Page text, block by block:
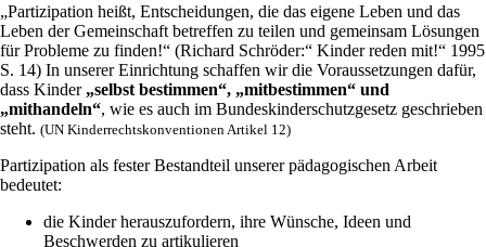
„Partizipation heißt, Entscheidungen, die das eigene Leben und das
Leben der Gemeinschaft betreffen zu teilen und gemeinsam Lösungen
für Probleme zu finden!“ (Richard Schröder:“ Kinder reden mit!“ 1995
S. 14) In unserer Einrichtung schaffen wir die Voraussetzungen dafür,
dass Kinder „selbst bestimmen“, „mitbestimmen“ und
„mithandeln“, wie es auch im Bundeskinderschutzgesetz geschrieben
steht. (UN Kinderrechtskonventionen Artikel 12)
Partizipation als fester Bestandteil unserer pädagogischen Arbeit
bedeutet:
die Kinder herauszufordern, ihre Wünsche, Ideen und
Beschwerden zu artikulieren